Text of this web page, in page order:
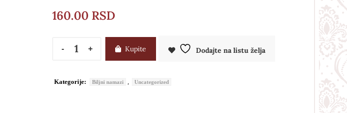
160.00 RSD
Kupite Dodajte na listu želja
Kategorije: Biljni namazi , Uncategorized